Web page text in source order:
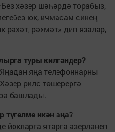
хәзер шәһәрдә торабыз,
юк, ичмасам синең
рәхәт, рәхмәт» дип язалар,
туры килгәндер?
яңа телефоннарны
рилс төшерергә
башлады.
түгелме икән аңа?
йокларга ятарга әзерләнеп